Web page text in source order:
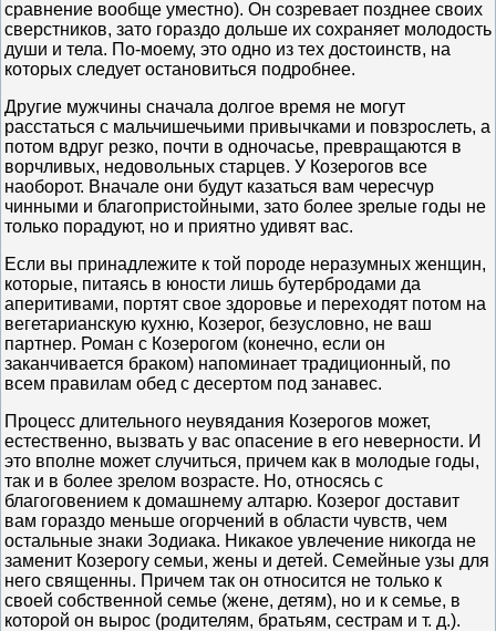
сравнение вообще уместно). Он созревает позднее своих
сверстников, зато гораздо дольше их сохраняет молодость
души и тела. По-моему, это одно из тех достоинств, на
которых следует остановиться подробнее.
Другие мужчины сначала долгое время не могут
расстаться с мальчишечьими привычками и повзрослеть, а
потом вдруг резко, почти в одночасье, превращаются в
ворчливых, недовольных старцев. У Козерогов все
наоборот. Вначале они будут казаться вам чересчур
чинными и благопристойными, зато более зрелые годы не
только порадуют, но и приятно удивят вас.
Если вы принадлежите к той породе неразумных женщин,
которые, питаясь в юности лишь бутербродами да
аперитивами, портят свое здоровье и переходят потом на
вегетарианскую кухню, Козерог, безусловно, не ваш
партнер. Роман с Козерогом (конечно, если он
заканчивается браком) напоминает традиционный, по
всем правилам обед с десертом под занавес.
Процесс длительного неувядания Козерогов может,
естественно, вызвать у вас опасение в его неверности. И
это вполне может случиться, причем как в молодые годы,
так и в более зрелом возрасте. Но, относясь с
благоговением к домашнему алтарю. Козерог доставит
вам гораздо меньше огорчений в области чувств, чем
остальные знаки Зодиака. Никакое увлечение никогда не
заменит Козерогу семьи, жены и детей. Семейные узы для
него священны. Причем так он относится не только к
своей собственной семье (жене, детям), но и к семье, в
которой он вырос (родителям, братьям, сестрам и т. д.).